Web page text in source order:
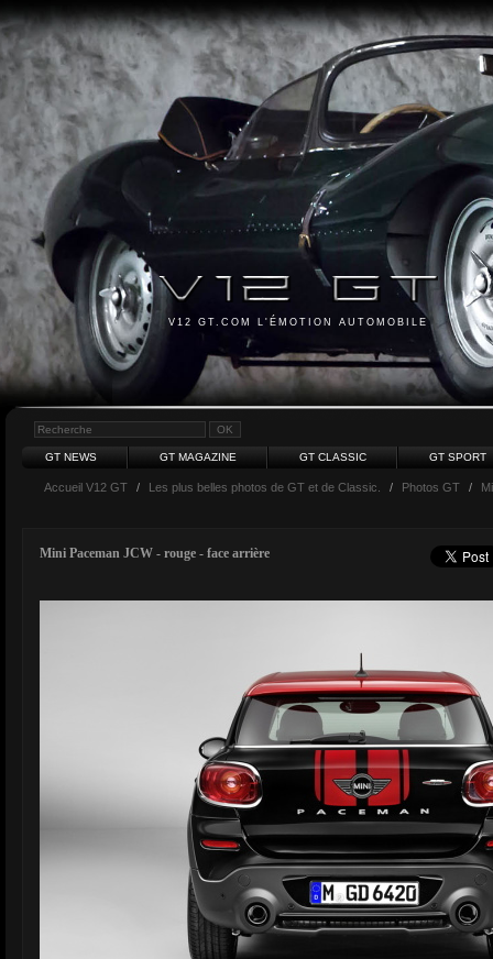
V12 GT.COM L'ÉMOTION AUTOMOBILE
GT NEWS GT MAGAZINE GT CLASSIC GT SPORT
Accueil V12 GT / Les plus belles photos de GT et de Classic. / Photos GT /
Mini Paceman JCW - rouge - face arrière